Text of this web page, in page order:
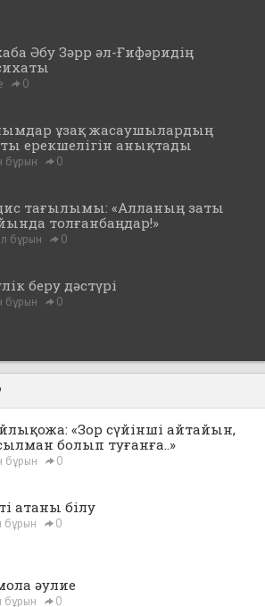
Әбу Зәрр әл-Ғифәридің
0
ұзақ жасаушылардың
ерекшелігін анықтады
бұрын 0
тағылымы: «Алланың заты
толғанбаңдар!»
бұрын 0
беру дәстүрі
бұрын 0
«Зор сүйінші айтайын,
болып туғанға..»
бұрын 0
атаны білу
бұрын 0
әулие
бұрын 0